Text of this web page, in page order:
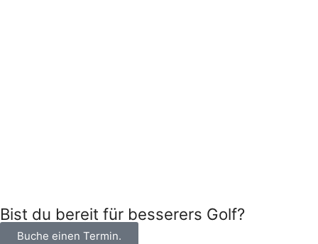
Bist du bereit für besserers Golf?
Buche einen Termin.